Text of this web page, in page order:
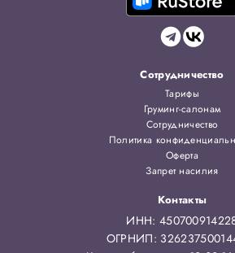
Сотрудничество
Тарифы
Груминг-салонам
Сотрудничество
Политика
Оферта
Запрет насилия
Контакты
ИНН:
ОГРНИП: